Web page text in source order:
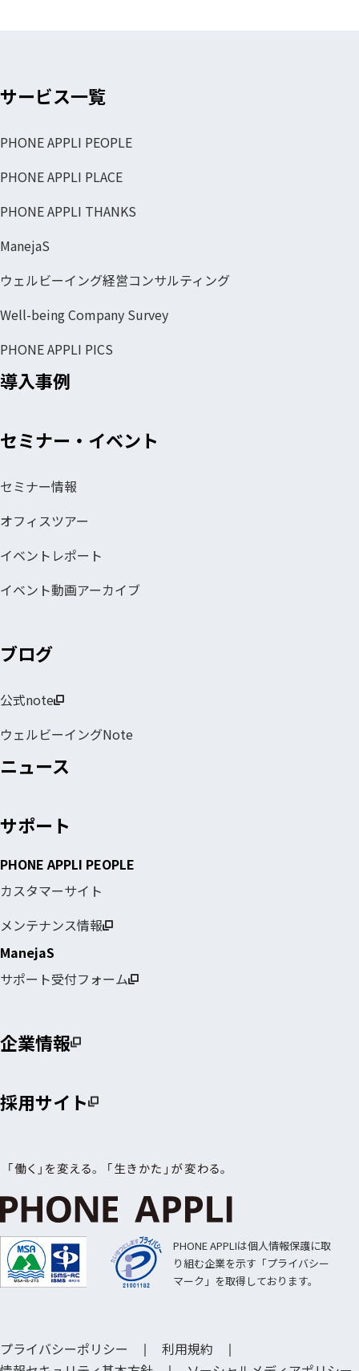
サービス一覧
PHONE APPLI PEOPLE
PHONE APPLI PLACE
PHONE APPLI THANKS
ManejaS
ウェルビーイング経営コンサルティング
Well-being Company Survey
PHONE APPLI PICS
導入事例
セミナー・イベント
セミナー情報
オフィスツアー
イベントレポート
イベント動画アーカイブ
ブログ
公式note
ウェルビーイングNote
ニュース
サポート
PHONE APPLI PEOPLE
カスタマーサイト
メンテナンス情報
ManejaS
サポート受付フォーム
企業情報
採用サイト
PHONE APPLIは個人情報保護に取
り組む企業を示す「プライバシー
マーク」を取得しております。
プライバシーポリシー
利用規約